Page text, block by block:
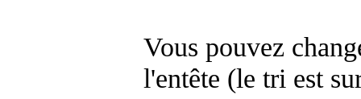
Vous pouvez
l'entête (le tri est